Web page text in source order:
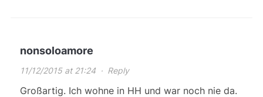
nonsoloamore
11/12/2015 at 21:24· Reply
Großartig. Ich wohne in HH und war noch nie da.